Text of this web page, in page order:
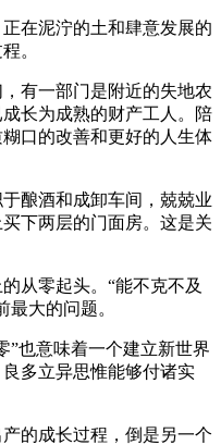
在泥泞的土和肆意发展的
。
有一部门是附近的失地农
长为成熟的财产工人。陪
口的改善和更好的人生体
酿酒和成卸车间，兢兢业
下两层的门面房。这是关
零起头。“能不克不及
大的问题。
也意味着一个建立新世界
多立异思惟能够付诸实
的成长过程，倒是另一个